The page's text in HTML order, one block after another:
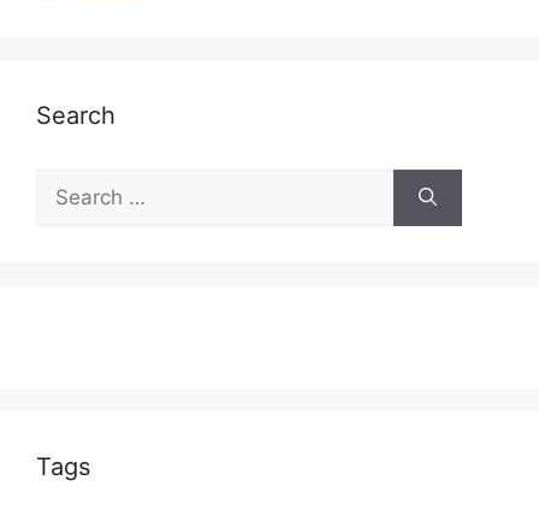
Search
Tags